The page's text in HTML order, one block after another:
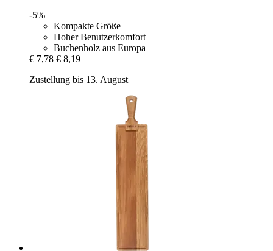
-5%
Kompakte Größe
Hoher Benutzerkomfort
Buchenholz aus Europa
€ 7,78 € 8,19
Zustellung bis 13. August